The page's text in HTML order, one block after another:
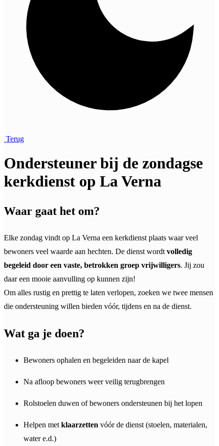
Terug
Ondersteuner bij de zondagse
kerkdienst op La Verna
Waar gaat het om?
Elke zondag vindt op La Verna een kerkdienst plaats waar veel
bewoners veel waarde aan hechten. De dienst wordt volledig
begeleid door een vaste, betrokken groep vrijwilligers. Jij zou
daar een mooie aanvulling op kunnen zijn!
Om alles rustig en prettig te laten verlopen, zoeken we twee mensen
die ondersteuning willen bieden vóór, tijdens en na de dienst.
Wat ga je doen?
Bewoners ophalen en begeleiden naar de kapel
Na afloop bewoners weer veilig terugbrengen
Rolstoelen duwen of bewoners ondersteunen bij het lopen
Helpen met klaarzetten vóór de dienst (stoelen, materialen,
water e.d.)